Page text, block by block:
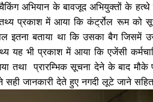
अभियान के बावजूद अभियुक्तों के
प्रकाश में आया कि कंर्ट्रोल रूम को
इतना बताया था कि उसका बैग
यह भी प्रकाश में आया कि एजेंसी
तथा प्रारम्भिक सूचना देने के बाद मौके
जानकारी देते हुए नगदी लूटे जाने